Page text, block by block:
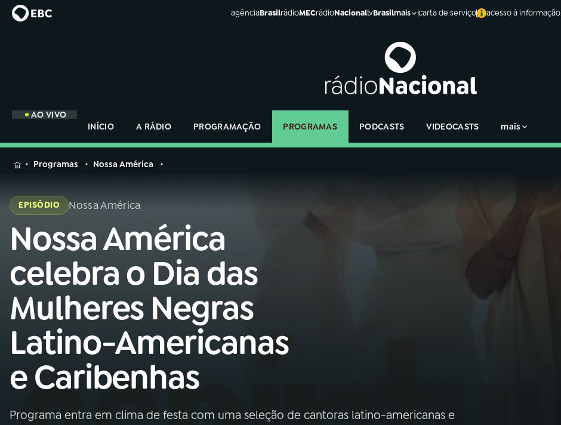
agênciaBrasilrádioMECrádioNacionaltvBrasilmais carta de serviço acesso à informação
AO VIVO
INÍCIO
A RÁDIO PROGRAMAÇÃO PROGRAMAS PODCASTS VIDEOCASTS mais
MENU
Buscar
na
Rádio
Nacional
01 INÍCIO
02A RÁDIO
03 PROGRAMAÇÃO
04PROGRAMAS
na
Rádio
Programas Nossa América
EPISÓDIO Nossa América
Nossa América
celebra o Dia das
Mulheres Negras
Latino-Americanas
e Caribenhas
Programa entra em clima de festa com uma seleção de cantoras latino-americanas e